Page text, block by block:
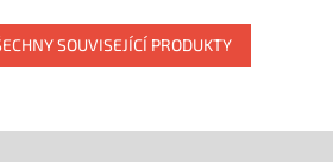
SOUVISEJÍCÍ PRODUKTY